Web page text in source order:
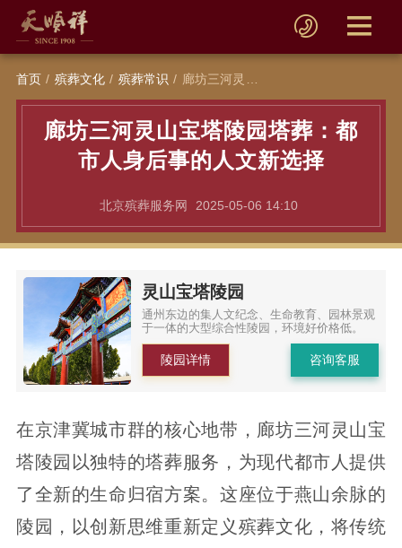
首页 殡葬文化 殡葬常识 廊坊三河灵山宝塔陵园塔葬：都市人身后事的人文新选择
廊坊三河灵山宝塔陵园塔葬：都
市人身后事的人文新选择
北京殡葬服务网 2025-05-06 14:10
灵山宝塔陵园
通州东边的集人文纪念、生命教育、园林景观
于一体的大型综合性陵园，环境好价格低。
陵园详情 咨询客服
在京津冀城市群的核心地带，廊坊三河灵山宝
塔陵园以独特的塔葬服务，为现代都市人提供
了全新的生命归宿方案。这座位于燕山余脉的
陵园，以创新思维重新定义殡葬文化，将传统